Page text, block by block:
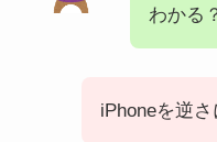
わかる
iPhoneを逆